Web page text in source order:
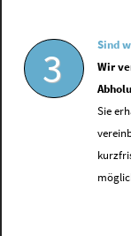
3
Sind
Wir
Sie